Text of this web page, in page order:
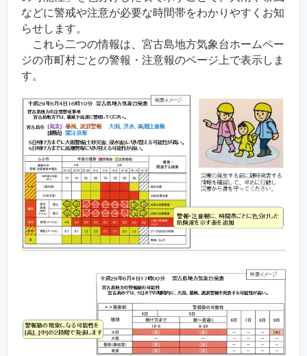
などに警戒や注意が必要な時間帯をわかりやすくお知
らせします。
これら二つの情報は、宮古島地方気象台ホームペー
ジの市町村ごとの警報・注意報のページ上で表示しま
す。